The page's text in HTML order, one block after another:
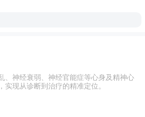
、神经衰弱、神经官能症等心身及精神心
现从诊断到治疗的精准定位。